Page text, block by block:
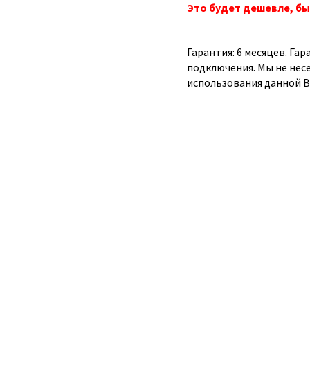
Это будет дешевле,
Гарантия: 6 месяцев.
подключения. Мы не
использования данной